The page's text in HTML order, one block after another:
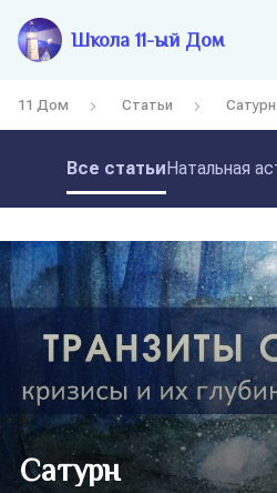
Школа 11-ый Дом
11 Дом Статьи Сатурн
Все статьиНатальная
Сатурн